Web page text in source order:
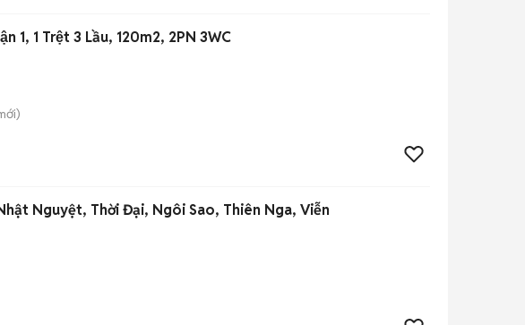
1, 1 Trệt 3 Lầu, 120m2, 2PN 3WC
Nguyệt, Thời Đại, Ngôi Sao, Thiên Nga, Viễn